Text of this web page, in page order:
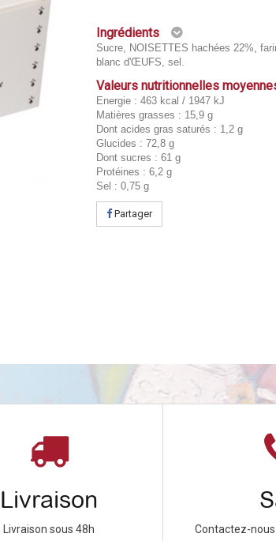
Ingrédients
Sucre, NOISETTES hachées 22%,
blanc d'ŒUFS, sel.
Valeurs nutritionnelles
Energie : 463 kcal / 1947 kJ
Matières grasses : 15,9 g
Dont acides gras saturés : 1,2 g
Glucides : 72,8 g
Dont sucres : 61 g
Protéines : 6,2 g
Sel : 0,75 g
Partager
Livraison
Livraison sous 48h Contactez-nous